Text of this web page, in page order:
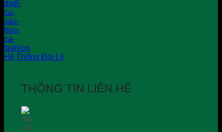
Hệ Thống Đại Lý
THÔNG TIN LIÊN HỆ